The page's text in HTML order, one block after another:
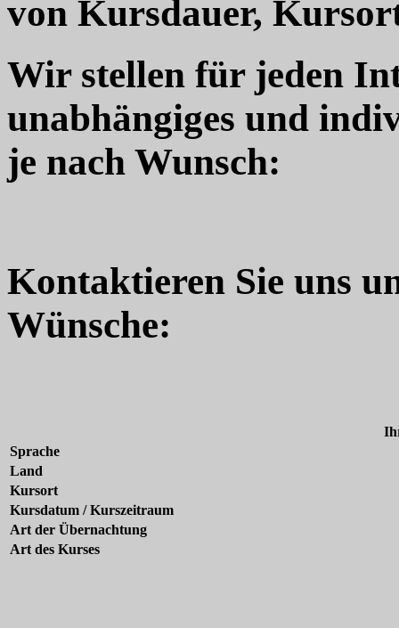
von Kursdauer,
Wir stellen für jeden
unabhängiges und
je nach Wunsch:
Kontaktieren Sie uns
Wünsche:
Sprache
Land
Kursort
Kursdatum / Kurszeitraum
Art der Übernachtung
Art des Kurses